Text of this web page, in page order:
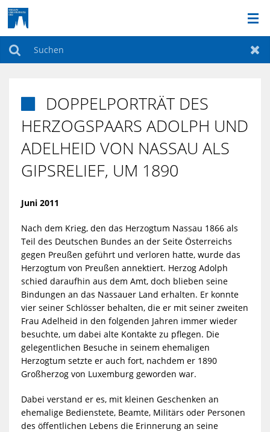
DAS MUSEUM
DAUERAUSSTELLUNG
BILDERGALERIE
AKTIONEN & FÜHRUNGEN
SO FINDEN SIE UNS
SONDERAUSSTELLUNGEN
MEDIENDATEIEN
DOPPELPORTRÄT DES
HERZOGSPAARS ADOLPH UND
ADELHEID VON NASSAU ALS
GIPSRELIEF, UM 1890
Juni 2011
Nach dem Krieg, den das Herzogtum Nassau 1866 als
Teil des Deutschen Bundes an der Seite Österreichs
gegen Preußen geführt und verloren hatte, wurde das
Herzogtum von Preußen annektiert. Herzog Adolph
schied daraufhin aus dem Amt, doch blieben seine
Bindungen an das Nassauer Land erhalten. Er konnte
vier seiner Schlösser behalten, die er mit seiner zweiten
Frau Adelheid in den folgenden Jahren immer wieder
besuchte, um dabei alte Kontakte zu pflegen. Die
gelegentlichen Besuche in seinem ehemaligen
Herzogtum setzte er auch fort, nachdem er 1890
Großherzog von Luxemburg geworden war.
Dabei verstand er es, mit kleinen Geschenken an
ehemalige Bedienstete, Beamte, Militärs oder Personen
des öffentlichen Lebens die Erinnerung an seine